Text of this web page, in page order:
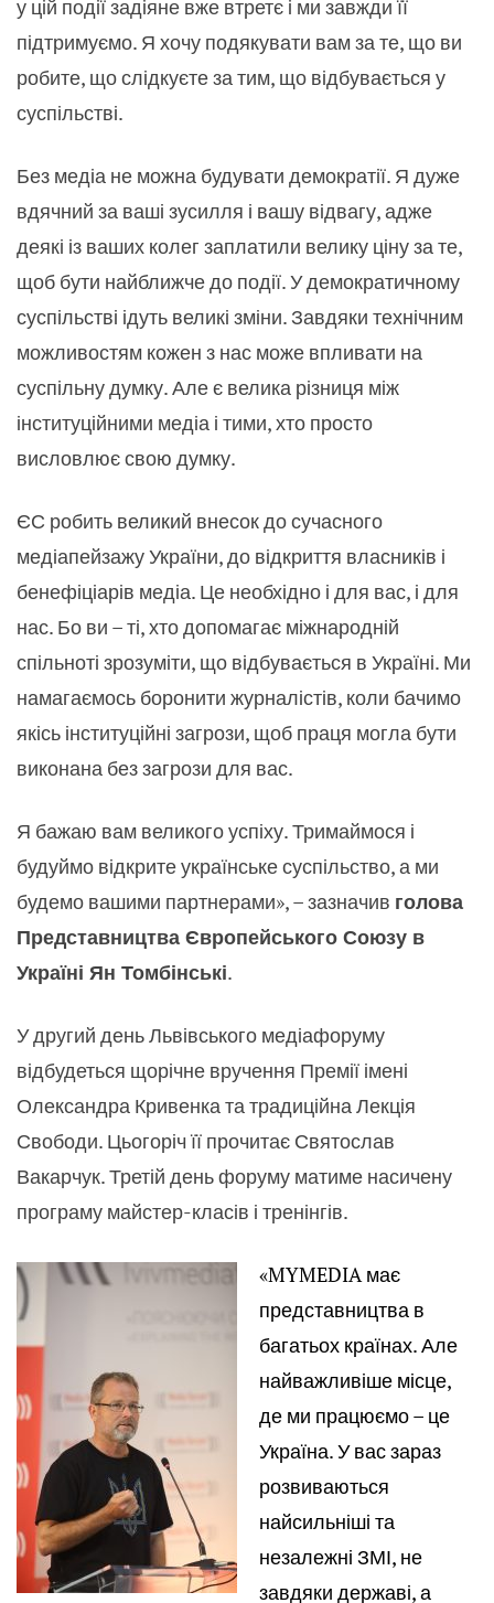
у цій події задіяне вже втретє і ми завжди її
підтримуємо. Я хочу подякувати вам за те, що ви
робите, що слідкуєте за тим, що відбувається у
суспільстві.
Без медіа не можна будувати демократії. Я дуже
вдячний за ваші зусилля і вашу відвагу, адже
деякі із ваших колег заплатили велику ціну за те,
щоб бути найближче до події. У демократичному
суспільстві ідуть великі зміни. Завдяки технічним
можливостям кожен з нас може впливати на
суспільну думку. Але є велика різниця між
інституційними медіа і тими, хто просто
висловлює свою думку.
ЄС робить великий внесок до сучасного
медіапейзажу України, до відкриття власників і
бенефіціарів медіа. Це необхідно і для вас, і для
нас. Бо ви – ті, хто допомагає міжнародній
спільноті зрозуміти, що відбувається в Україні. Ми
намагаємось боронити журналістів, коли бачимо
якісь інституційні загрози, щоб праця могла бути
виконана без загрози для вас.
Я бажаю вам великого успіху. Тримаймося і
будуймо відкрите українське суспільство, а ми
будемо вашими партнерами», – зазначив голова
Представництва Європейського Союзу в
Україні Ян Томбінські.
У другий день Львівського медіафоруму
відбудеться щорічне вручення Премії імені
Олександра Кривенка та традиційна Лекція
Свободи. Цьогоріч її прочитає Святослав
Вакарчук. Третій день форуму матиме насичену
програму майстер-класів і тренінгів.
«MYMEDIAмає
представництва в
багатьох країнах. Але
найважливіше місце,
де ми працюємо – це
Україна. У вас зараз
розвиваються
найсильніші та
незалежні ЗМІ, не
завдяки державі, а